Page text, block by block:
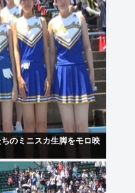
のミニスカ生脚をモロ映